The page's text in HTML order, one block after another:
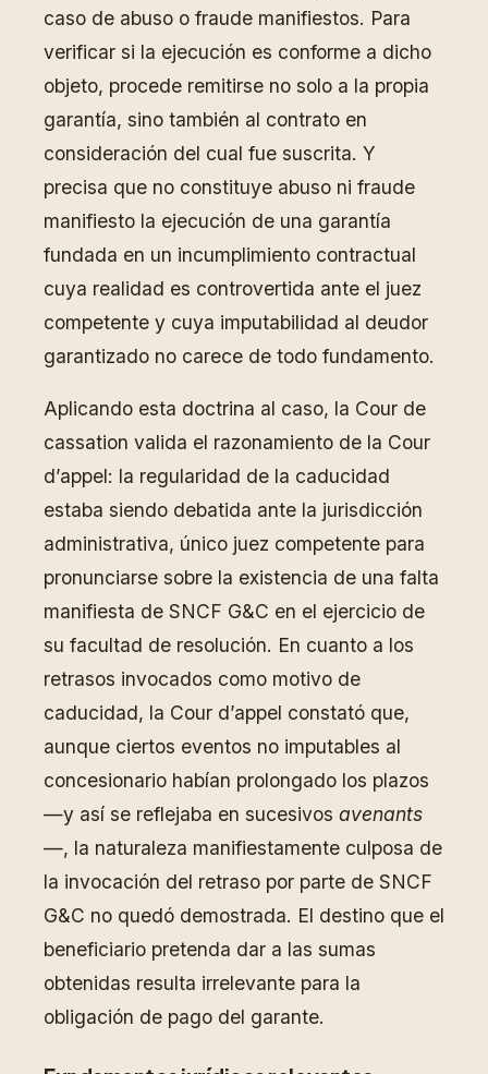
caso de abuso o fraude manifiestos. Para
verificar si la ejecución es conforme a dicho
objeto, procede remitirse no solo a la propia
garantía, sino también al contrato en
consideración del cual fue suscrita. Y
precisa que no constituye abuso ni fraude
manifiesto la ejecución de una garantía
fundada en un incumplimiento contractual
cuya realidad es controvertida ante el juez
competente y cuya imputabilidad al deudor
garantizado no carece de todo fundamento.
Aplicando esta doctrina al caso, la Cour de
cassation valida el razonamiento de la Cour
d’appel: la regularidad de la caducidad
estaba siendo debatida ante la jurisdicción
administrativa, único juez competente para
pronunciarse sobre la existencia de una falta
manifiesta de SNCF G&C en el ejercicio de
su facultad de resolución. En cuanto a los
retrasos invocados como motivo de
caducidad, la Cour d’appel constató que,
aunque ciertos eventos no imputables al
concesionario habían prolongado los plazos
—y así se reflejaba en sucesivos avenants
—, la naturaleza manifiestamente culposa de
la invocación del retraso por parte de SNCF
G&C no quedó demostrada. El destino que el
beneficiario pretenda dar a las sumas
obtenidas resulta irrelevante para la
obligación de pago del garante.